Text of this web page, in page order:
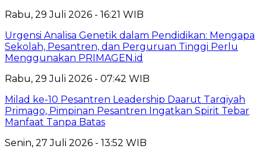
Rabu, 29 Juli 2026 - 16:21 WIB
Urgensi Analisa Genetik dalam Pendidikan: Mengapa
Sekolah, Pesantren, dan Perguruan Tinggi Perlu
Menggunakan PRIMAGEN.id
Rabu, 29 Juli 2026 - 07:42 WIB
Milad ke-10 Pesantren Leadership Daarut Tarqiyah
Primago, Pimpinan Pesantren Ingatkan Spirit Tebar
Manfaat Tanpa Batas
Senin, 27 Juli 2026 - 13:52 WIB